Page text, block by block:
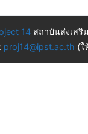
14 สถาบันส่งเสริ
proj14@ipst.ac.th (ใ